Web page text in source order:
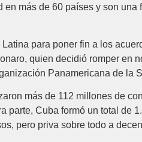
más de 60 países y son
para poner fin a los
quien decidió romper en
Panamericana de la
más de 112 millones de
parte, Cuba formó un total de
pero priva sobre todo a